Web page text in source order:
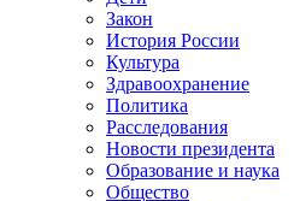
Закон
История России
Культура
Здравоохранение
Политика
Расследования
Новости президента
Образование и наука
Общество